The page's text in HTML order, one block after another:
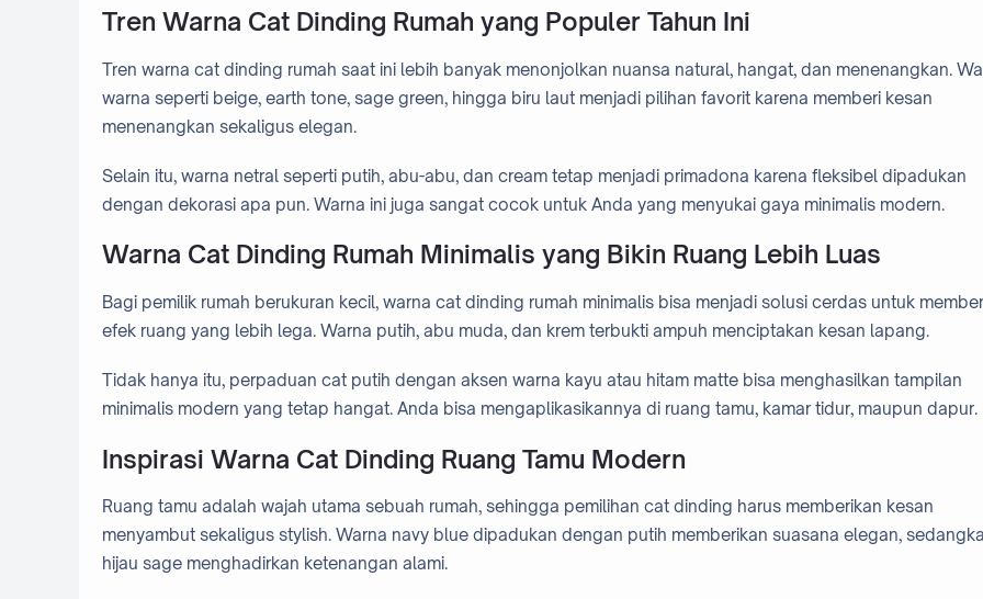
Tren Warna Cat Dinding Rumah yang Populer Tahun Ini
Tren warna cat dinding rumah saat ini lebih banyak menonjolkan nuansa natural, hangat, dan menenangkan.
warna seperti beige, earth tone, sage green, hingga biru laut menjadi pilihan favorit karena memberi kesan
menenangkan sekaligus elegan.
Selain itu, warna netral seperti putih, abu-abu, dan cream tetap menjadi primadona karena fleksibel dipadukan
dengan dekorasi apa pun. Warna ini juga sangat cocok untuk Anda yang menyukai gaya minimalis modern.
Warna Cat Dinding Rumah Minimalis yang Bikin Ruang Lebih Luas
Bagi pemilik rumah berukuran kecil, warna cat dinding rumah minimalis bisa menjadi solusi cerdas untuk
efek ruang yang lebih lega. Warna putih, abu muda, dan krem terbukti ampuh menciptakan kesan lapang.
Tidak hanya itu, perpaduan cat putih dengan aksen warna kayu atau hitam matte bisa menghasilkan tampilan
minimalis modern yang tetap hangat. Anda bisa mengaplikasikannya di ruang tamu, kamar tidur, maupun dapur.
Inspirasi Warna Cat Dinding Ruang Tamu Modern
Ruang tamu adalah wajah utama sebuah rumah, sehingga pemilihan cat dinding harus memberikan kesan
menyambut sekaligus stylish. Warna navy blue dipadukan dengan putih memberikan suasana elegan,
hijau sage menghadirkan ketenangan alami.